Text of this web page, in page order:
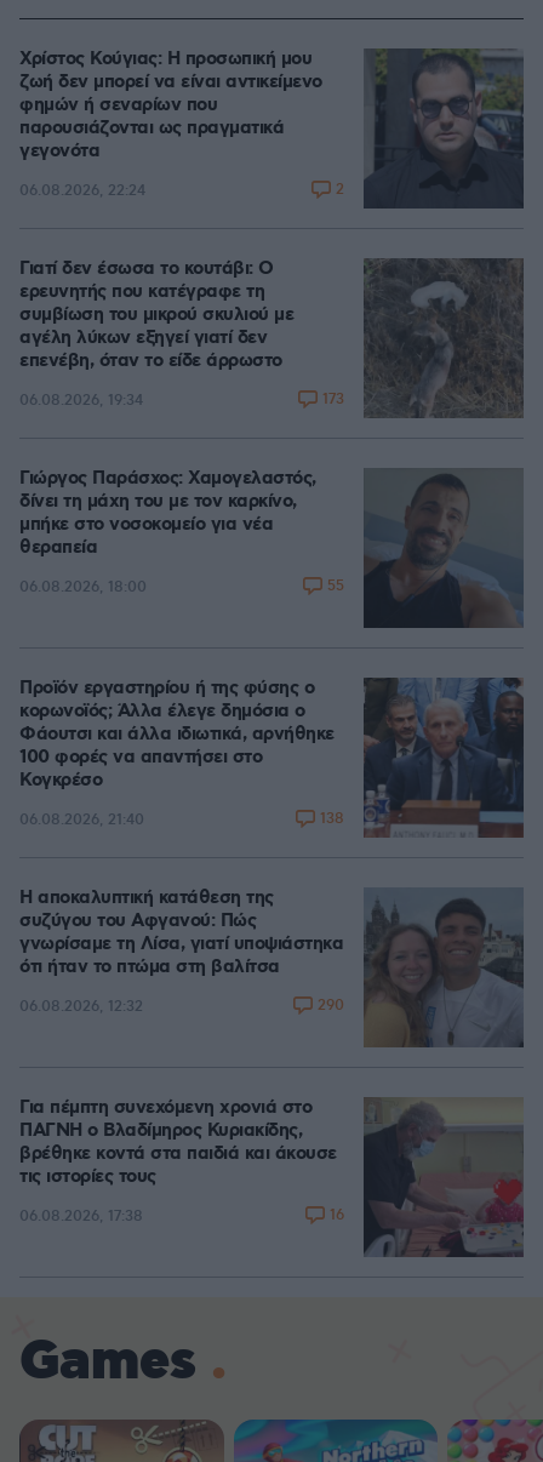
Χρίστος Κούγιας: Η προσωπική μου
ζωή δεν μπορεί να είναι αντικείμενο
φημών ή σεναρίων που
παρουσιάζονται ως πραγματικά
γεγονότα
06.08.2026, 22:24 2
Γιατί δεν έσωσα το κουτάβι: Ο
ερευνητής που κατέγραφε τη
συμβίωση του μικρού σκυλιού με
αγέλη λύκων εξηγεί γιατί δεν
επενέβη, όταν το είδε άρρωστο
06.08.2026, 19:34 173
Γιώργος Παράσχος: Χαμογελαστός,
δίνει τη μάχη του με τον καρκίνο,
μπήκε στο νοσοκομείο για νέα
θεραπεία
06.08.2026, 18:00 55
Προϊόν εργαστηρίου ή της φύσης ο
κορωνοϊός; Άλλα έλεγε δημόσια ο
Φάουτσι και άλλα ιδιωτικά, αρνήθηκε
100 φορές να απαντήσει στο
Κογκρέσο
06.08.2026, 21:40 138
Η αποκαλυπτική κατάθεση της
συζύγου του Αφγανού: Πώς
γνωρίσαμε τη Λίσα, γιατί υποψιάστηκα
ότι ήταν το πτώμα στη βαλίτσα
06.08.2026, 12:32 290
Για πέμπτη συνεχόμενη χρονιά στο
ΠΑΓΝΗ ο Βλαδίμηρος Κυριακίδης,
βρέθηκε κοντά στα παιδιά και άκουσε
τις ιστορίες τους
06.08.2026, 17:38 16
Games